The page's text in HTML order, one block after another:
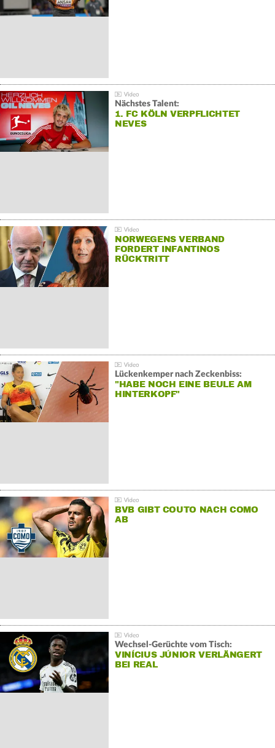
Nächstes Talent:
1. FC KÖLN VERPFLICHTET
NEVES
NORWEGENS VERBAND
FORDERT INFANTINOS
RÜCKTRITT
Lückenkemper nach Zeckenbiss:
"HABE NOCH EINE BEULE AM
HINTERKOPF"
BVB GIBT COUTO NACH COMO
AB
Wechsel-Gerüchte vom Tisch:
VINÍCIUS JÚNIOR VERLÄNGERT
BEI REAL